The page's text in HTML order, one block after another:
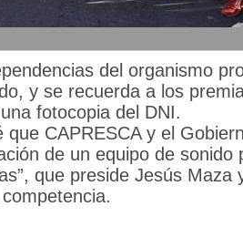
del organismo
y se recuerda a los
fotocopia del DNI.
que CAPRESCA y el
de un equipo de sonido
que preside Jesús